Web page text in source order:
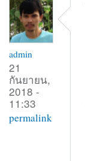
admin
21
กันยายน,
2018 -
11:33
permalink